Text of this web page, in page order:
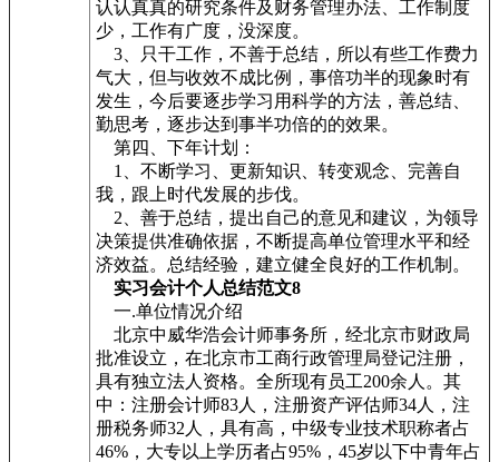
认认真真的研究条件及财务管理办法、工作制度
少，工作有广度，没深度。
3、只干工作，不善于总结，所以有些工作费力
气大，但与收效不成比例，事倍功半的现象时有
发生，今后要逐步学习用科学的方法，善总结、
勤思考，逐步达到事半功倍的的效果。
第四、下年计划：
1、不断学习、更新知识、转变观念、完善自
我，跟上时代发展的步伐。
2、善于总结，提出自己的意见和建议，为领导
决策提供准确依据，不断提高单位管理水平和经
济效益。总结经验，建立健全良好的工作机制。
实习会计个人总结范文8
一.单位情况介绍
北京中威华浩会计师事务所，经北京市财政局
批准设立，在北京市工商行政管理局登记注册，
具有独立法人资格。全所现有员工200余人。其
中：注册会计师83人，注册资产评估师34人，注
册税务师32人，具有高，中级专业技术职称者占
46%，大专以上学历者占95%，45岁以下中青年占